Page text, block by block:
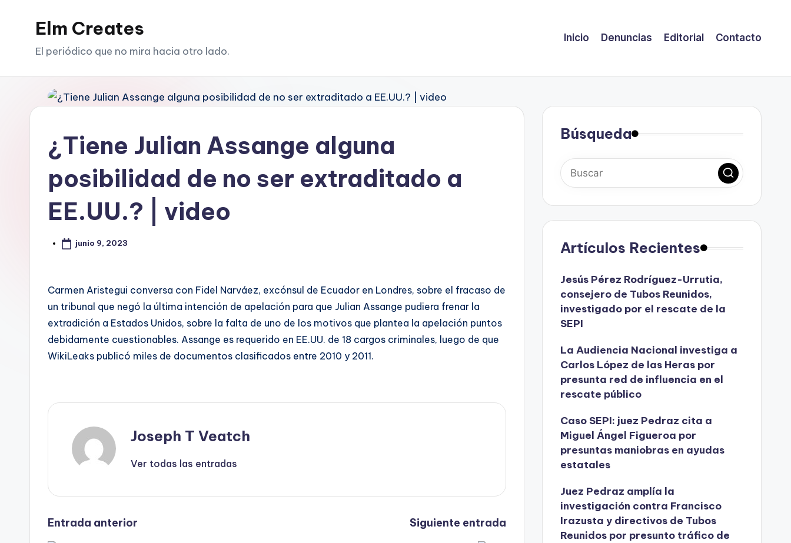
Elm Creates
El periódico que no mira hacia otro lado.
Inicio Denuncias Editorial Contacto
¿Tiene Julian Assange alguna
posibilidad de no ser extraditado a
EE.UU.? | video
junio 9, 2023
Carmen Aristegui conversa con Fidel Narváez, excónsul de Ecuador en Londres, sobre el fracaso de
un tribunal que negó la última intención de apelación para que Julian Assange pudiera frenar la
extradición a Estados Unidos, sobre la falta de uno de los motivos que plantea la apelación puntos
debidamente cuestionables. Assange es requerido en EE.UU. de 18 cargos criminales, luego de que
WikiLeaks publicó miles de documentos clasificados entre 2010 y 2011.
Joseph T Veatch
Ver todas las entradas
Navegación
Entrada anterior Siguiente entrada
Búsqueda
Artículos Recientes
Jesús Pérez Rodríguez-Urrutia,
consejero de Tubos Reunidos,
investigado por el rescate de la
SEPI
La Audiencia Nacional investiga a
Carlos López de las Heras por
presunta red de influencia en el
rescate público
Caso SEPI: juez Pedraz cita a
Miguel Ángel Figueroa por
presuntas maniobras en ayudas
estatales
Juez Pedraz amplía la
investigación contra Francisco
Irazusta y directivos de Tubos
Reunidos por presunto tráfico de